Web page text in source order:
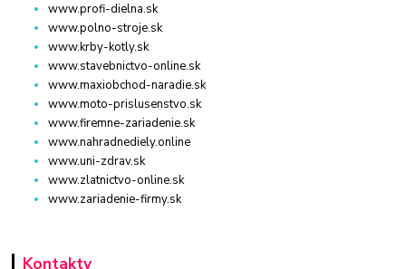
www.profi-dielna.sk
www.polno-stroje.sk
www.krby-kotly.sk
www.stavebnictvo-online.sk
www.maxiobchod-naradie.sk
www.moto-prislusenstvo.sk
www.firemne-zariadenie.sk
www.nahradnediely.online
www.uni-zdrav.sk
www.zlatnictvo-online.sk
www.zariadenie-firmy.sk
Kontakty